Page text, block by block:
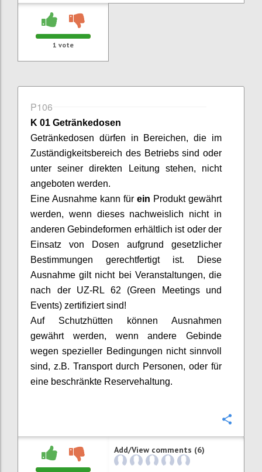
1 vote
P106
K 01 Getränkedosen
Getränkedosen dürfen in Bereichen, die im
Zuständigkeitsbereich des Betriebs sind oder
unter seiner direkten Leitung stehen, nicht
angeboten werden.
Eine Ausnahme kann für ein Produkt gewährt
werden, wenn dieses nachweislich nicht in
anderenGebindeformen erhältlich ist oder der
Einsatz von Dosen aufgrund gesetzlicher
Bestimmungen gerechtfertigt ist. Diese
Ausnahme gilt nicht bei Veranstaltungen, die
nach der UZ-RL 62 (Green Meetings und
Events) zertifiziert sind!
Auf Schutzhütten können Ausnahmen
gewährt werden, wenn andere Gebinde
wegen spezieller Bedingungen nicht sinnvoll
sind, z.B. Transport durch Personen, oder für
eine beschränkte Reservehaltung.
Add/View comments (6)